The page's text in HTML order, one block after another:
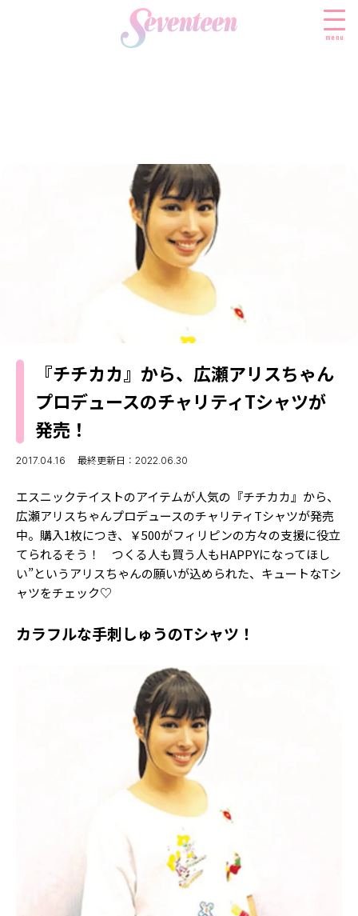
menu
ファッションニュース
ビューティニュース
ヘアアレンジ・ヘアケア
ENTERTAINMENT
エンタメニュース
JKランキング・アワード
モデルの購入品
おでかけ
お悩み相談
MODELS
MODEL'S BLOG
TikTok
Instagram
YouTube
FORTUNE
ゲッターズ飯田
MISS SEVENTEEN
ミスセブンティーンニュース
MAGAZINE
バックナンバー
INFORMATION
Follow us
ST member
新規会員登録・ログイン
『チチカカ』から、広瀬アリスちゃん
プロデュースのチャリティTシャツが
発売！
2017.04.16 最終更新日：2022.06.30
エスニックテイストのアイテムが人気の『チチカカ』から、
広瀬アリスちゃんプロデュースのチャリティTシャツが発売
中。購入1枚につき、￥500がフィリピンの方々の支援に役立
てられるそう！ つくる人も買う人もHAPPYになってほし
い”というアリスちゃんの願いが込められた、キュートなTシ
ャツをチェック♡
カラフルな手刺しゅうのTシャツ！